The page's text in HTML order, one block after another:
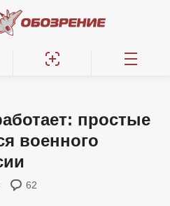
простые
военного
62